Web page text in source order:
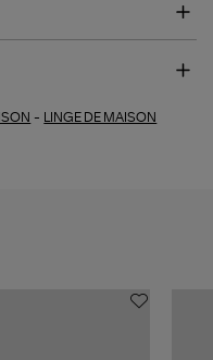
- LINGE DE MAISON